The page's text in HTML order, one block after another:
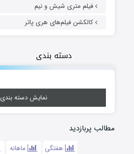
فیلم متری شیش و نیم
کالکشن فیلم‌های هری پاتر
دسته بندی
نمایش دسته بندی
مطالب پربازدید
هفتگی ماهانه